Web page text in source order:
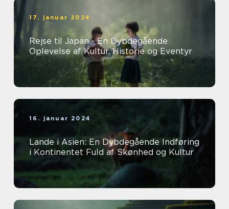
17. januar 2024
Rejse til Japan - En Dybdegående
Oplevelse af Kultur, Historie og Eventyr
16. januar 2024
Lande i Asien: En Dybdegående Indføring
i Kontinentet Fuld af Skønhed og Kultur